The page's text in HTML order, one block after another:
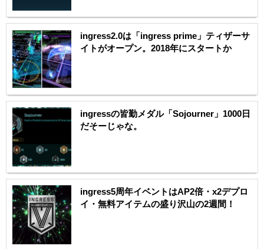
ingress2.0は「ingress prime」ティザーサ
イトがオープン。2018年にスタートか
ingressの皆勤メダル「Sojourner」1000日
だそーじゃな。
ingress5周年イベントはAP2倍・x2デプロ
イ・無料アイテムの盛り沢山の2週間！